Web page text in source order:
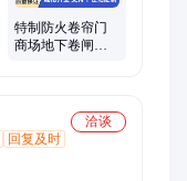
特制防火卷帘门
商场地下卷闸设
洽谈
回复及时